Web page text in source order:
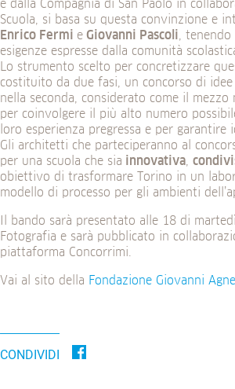
e dalla Compagnia di San Paolo in
Scuola, si basa su questa convinzione e
Enrico Fermi e Giovanni Pascoli, tenendo
esigenze espresse dalla comunità
Lo strumento scelto per concretizzare
costituito da due fasi, un concorso di
nella seconda, considerato come il
per coinvolgere il più alto numero
loro esperienza pregressa e per
Gli architetti che parteciperanno al
per una scuola che sia innovativa,
obiettivo di trasformare Torino in un
modello di processo per gli ambienti
Il bando sarà presentato alle 18 di
Fotografia e sarà pubblicato in
piattaforma Concorrimi.
Vai al sito della Fondazione Giovanni
CONDIVIDI